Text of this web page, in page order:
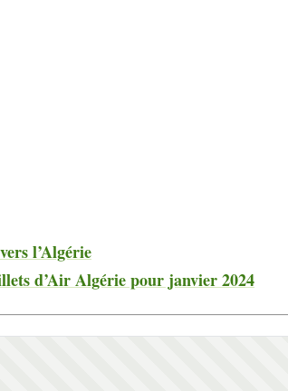
l’Algérie
d’Air Algérie pour janvier 2024